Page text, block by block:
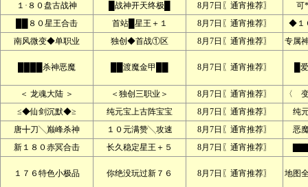
１·８０盘古战神 █战神开天终极█ 8月7日〖通宵推荐〗
可
██８０星王合击
首站█星王＋１ 8月7日〖通宵推荐〗
◆１
南风微变◆单职业
独创◆首战①区 8月7日〖通宵推荐〗 专属
████杀神恶魔 ██渡魔金甲██ 8月7日〖通宵推荐〗 █
＜ 龙魂大陆 ＞ ＜独创三职业＞ 8月7日〖通宵推荐〗
〈
≤◆仙剑沉默◆≥
纯元宝上古阵宝宝 8月7日〖通宵推荐〗
纯
唐╋刀╲巅峰杀神
１０元满赞╲攻速 8月7日〖通宵推荐〗
恶
新１８０赤冥合击
长久稳定星王＋５ 8月7日〖通宵推荐〗
１７６特色小极品 你绝没玩过新７６ 8月7日〖通宵推荐〗 地图